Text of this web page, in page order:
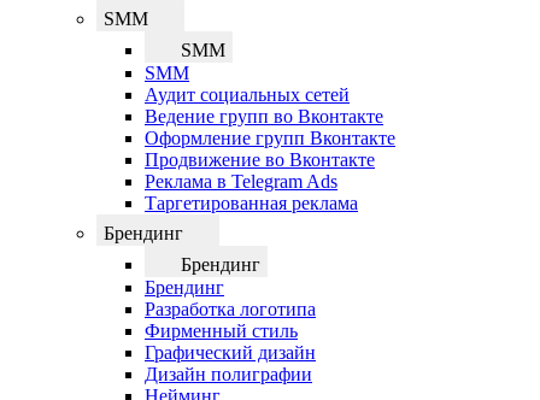
SMM
SMM
SMM
Аудит социальных сетей
Ведение групп во Вконтакте
Оформление групп Вконтакте
Продвижение во Вконтакте
Реклама в Telegram Ads
Таргетированная реклама
Брендинг
Брендинг
Брендинг
Разработка логотипа
Фирменный стиль
Графический дизайн
Дизайн полиграфии
Нейминг